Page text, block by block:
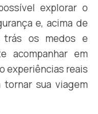
explorar o
e, acima de
trás os medos e
acompanhar em
experiências reais
sua viagem